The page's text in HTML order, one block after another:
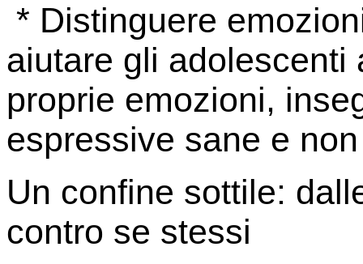
* Distinguere
aiutare gli adolescenti
proprie emozioni,
espressive sane e
Un confine sottile:
contro se stessi